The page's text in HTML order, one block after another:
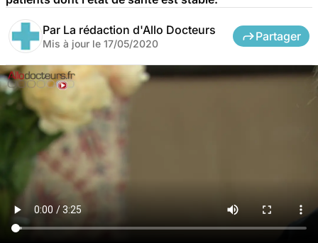
Par La rédaction d'Allo Docteurs
Mis à jour le 17/05/2020
Partager